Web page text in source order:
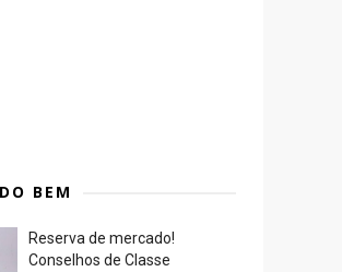
BEM
Reserva de mercado!
Conselhos de Classe